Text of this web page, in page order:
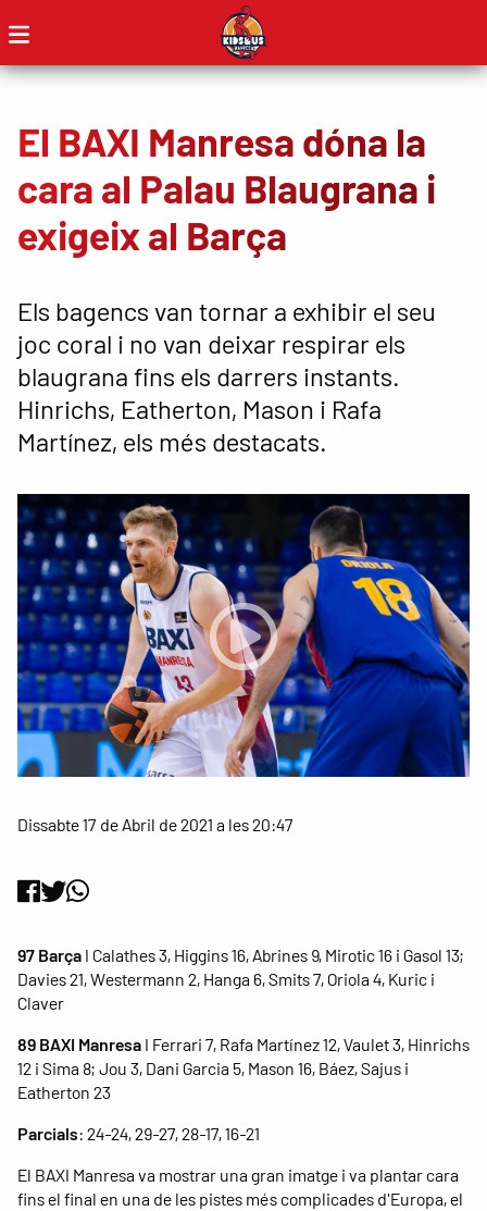
El BAXI Manresa dóna la
cara al Palau Blaugrana i
exigeix al Barça
Els bagencs van tornar a exhibir el seu
joc coral i no van deixar respirar els
blaugrana fins els darrers instants.
Hinrichs, Eatherton, Mason i Rafa
Martínez, els més destacats.
Dissabte 17 de Abril de 2021 a les 20:47
97 Barça I Calathes 3, Higgins 16, Abrines 9, Mirotic 16 i Gasol 13;
Davies 21, Westermann 2, Hanga 6, Smits 7, Oriola 4, Kuric i
Claver
89 BAXI Manresa I Ferrari 7, Rafa Martínez 12, Vaulet 3, Hinrichs
12 i Sima 8; Jou 3, Dani Garcia 5, Mason 16, Báez, Sajus i
Eatherton 23
Parcials: 24-24, 29-27, 28-17, 16-21
El BAXI Manresa va mostrar una gran imatge i va plantar cara
fins el final en una de les pistes més complicades d'Europa, el